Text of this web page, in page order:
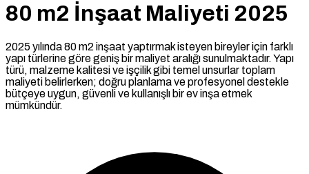
80 m2 İnşaat Maliyeti 2025
2025 yılında 80 m2 inşaat yaptırmak isteyen bireyler için farklı
yapı türlerine göre geniş bir maliyet aralığı sunulmaktadır. Yapı
türü, malzeme kalitesi ve işçilik gibi temel unsurlar toplam
maliyeti belirlerken; doğru planlama ve profesyonel destekle
bütçeye uygun, güvenli ve kullanışlı bir ev inşa etmek
mümkündür.